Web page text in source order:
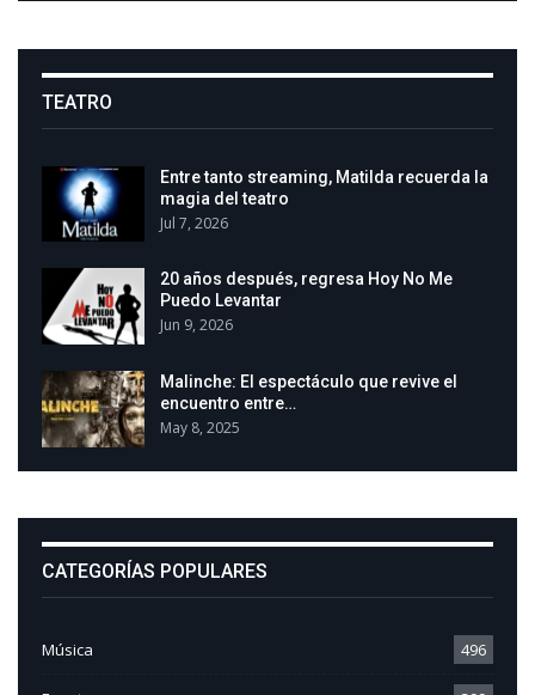
TEATRO
Entre tanto streaming, Matilda recuerda la
magia del teatro
Jul 7, 2026
20 años después, regresa Hoy No Me
Puedo Levantar
Jun 9, 2026
Malinche: El espectáculo que revive el
encuentro entre…
May 8, 2025
CATEGORÍAS POPULARES
Música 496